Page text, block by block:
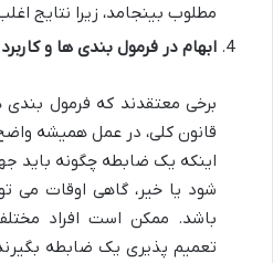
مطلوب بینجامد، زیرا نتایج
ابهام در فرمول بندی ها و
برخی معتقدند که فرمول بندی
قانون کلی، در عمل همیشه
اینکه یک ضابطه چگونه باید
شود یا خیر، گاهی اوقات می
باشد. ممکن است افراد
تعمیم پذیری یک ضابطه